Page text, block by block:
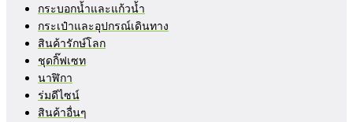
กระบอกน้ำและแก้วน้ำ
กระเป๋าและอุปกรณ์เดินทาง
สินค้ารักษ์โลก
ชุดกิ๊ฟเซท
นาฬิกา
ร่มดีไซน์
สินค้าอื่นๆ